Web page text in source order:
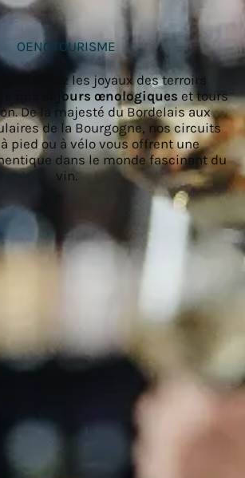
OENOTOURISME
découvrez les joyaux des terroirs
nos séjours œnologiques et tours
De la majesté du Bordelais aux
de la Bourgogne, nos circuits
pied ou à vélo vous offrent une
dans le monde fascinant du
vin.